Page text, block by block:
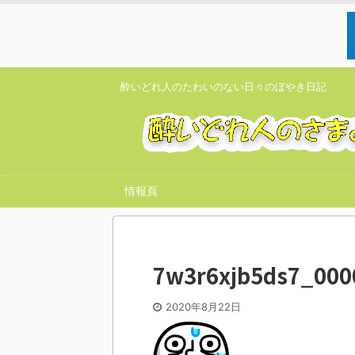
酔いどれ人のたわいのない日々のぼやき日記
情報頁
2020年8月22日